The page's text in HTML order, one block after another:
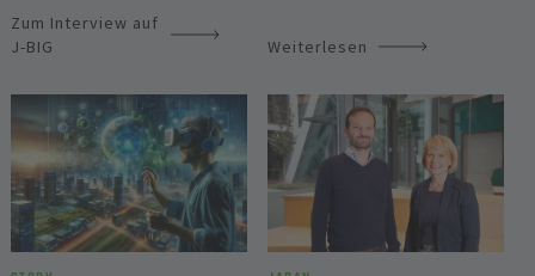
Zum Interview auf
J-BIG
Weiterlesen